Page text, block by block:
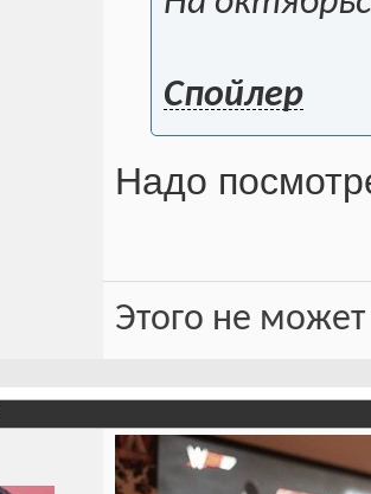
Спойлер
Надо
Этого не